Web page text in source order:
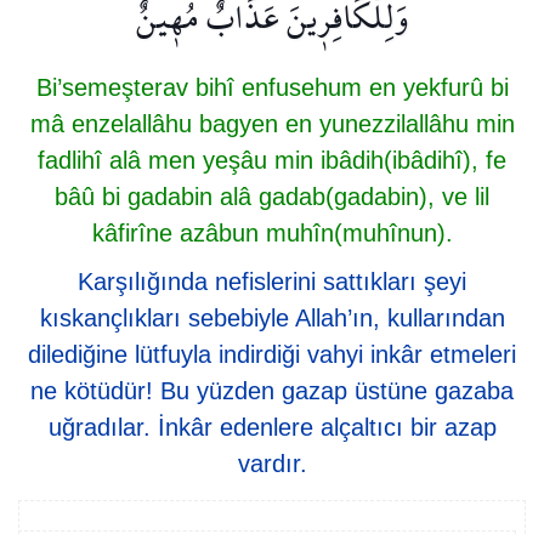
وَلِلْكَافِر۪ينَ عَذَابٌ مُه۪ينٌ
Bi’semeşterav bihî enfusehum en yekfurû bi
mâ enzelallâhu bagyen en yunezzilallâhu min
fadlihî alâ men yeşâu min ibâdih(ibâdihî), fe
bâû bi gadabin alâ gadab(gadabin), ve lil
kâfirîne azâbun muhîn(muhînun).
Karşılığında nefislerini sattıkları şeyi
kıskançlıkları sebebiyle Allah’ın, kullarından
dilediğine lütfuyla indirdiği vahyi inkâr etmeleri
ne kötüdür! Bu yüzden gazap üstüne gazaba
uğradılar. İnkâr edenlere alçaltıcı bir azap
vardır.